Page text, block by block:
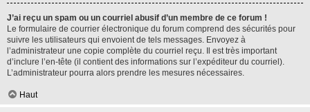
J’ai reçu un spam ou un courriel abusif d’un membre de ce forum !
Le formulaire de courrier électronique du forum comprend des sécurités pour
suivre les utilisateurs qui envoient de tels messages. Envoyez à
l’administrateur une copie complète du courriel reçu. Il est très important
d’inclure l’en-tête (il contient des informations sur l’expéditeur du courriel).
L’administrateur pourra alors prendre les mesures nécessaires.
Haut